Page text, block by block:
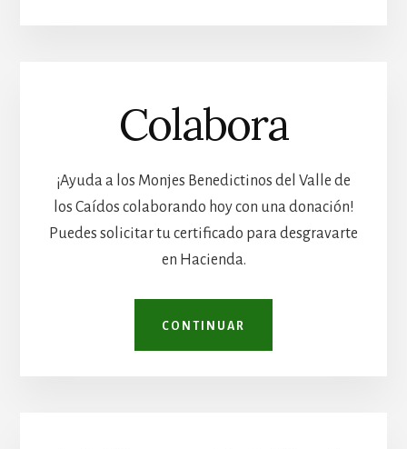
Colabora
¡Ayuda a los Monjes Benedictinos del Valle de
los Caídos colaborando hoy con una donación!
Puedes solicitar tu certificado para desgravarte
en Hacienda.
CONTINUAR